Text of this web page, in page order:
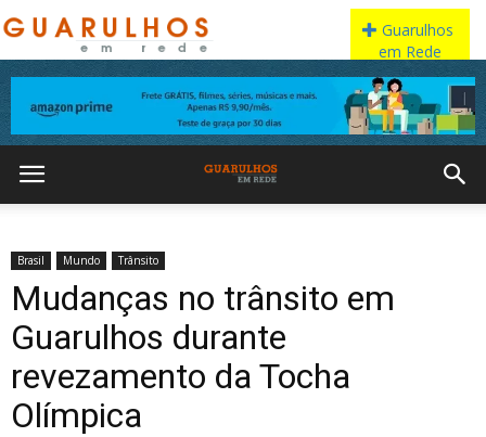
Brasil Mundo Trânsito
Mudanças no trânsito em
Guarulhos durante
revezamento da Tocha
Olímpica